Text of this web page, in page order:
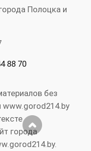
Полоцка и
88 70
без
www.gorod214.by
города